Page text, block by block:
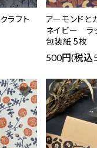
ラフト
アーモンドと
ネイビー ラ
包装紙 5枚
500円(税込
favorite